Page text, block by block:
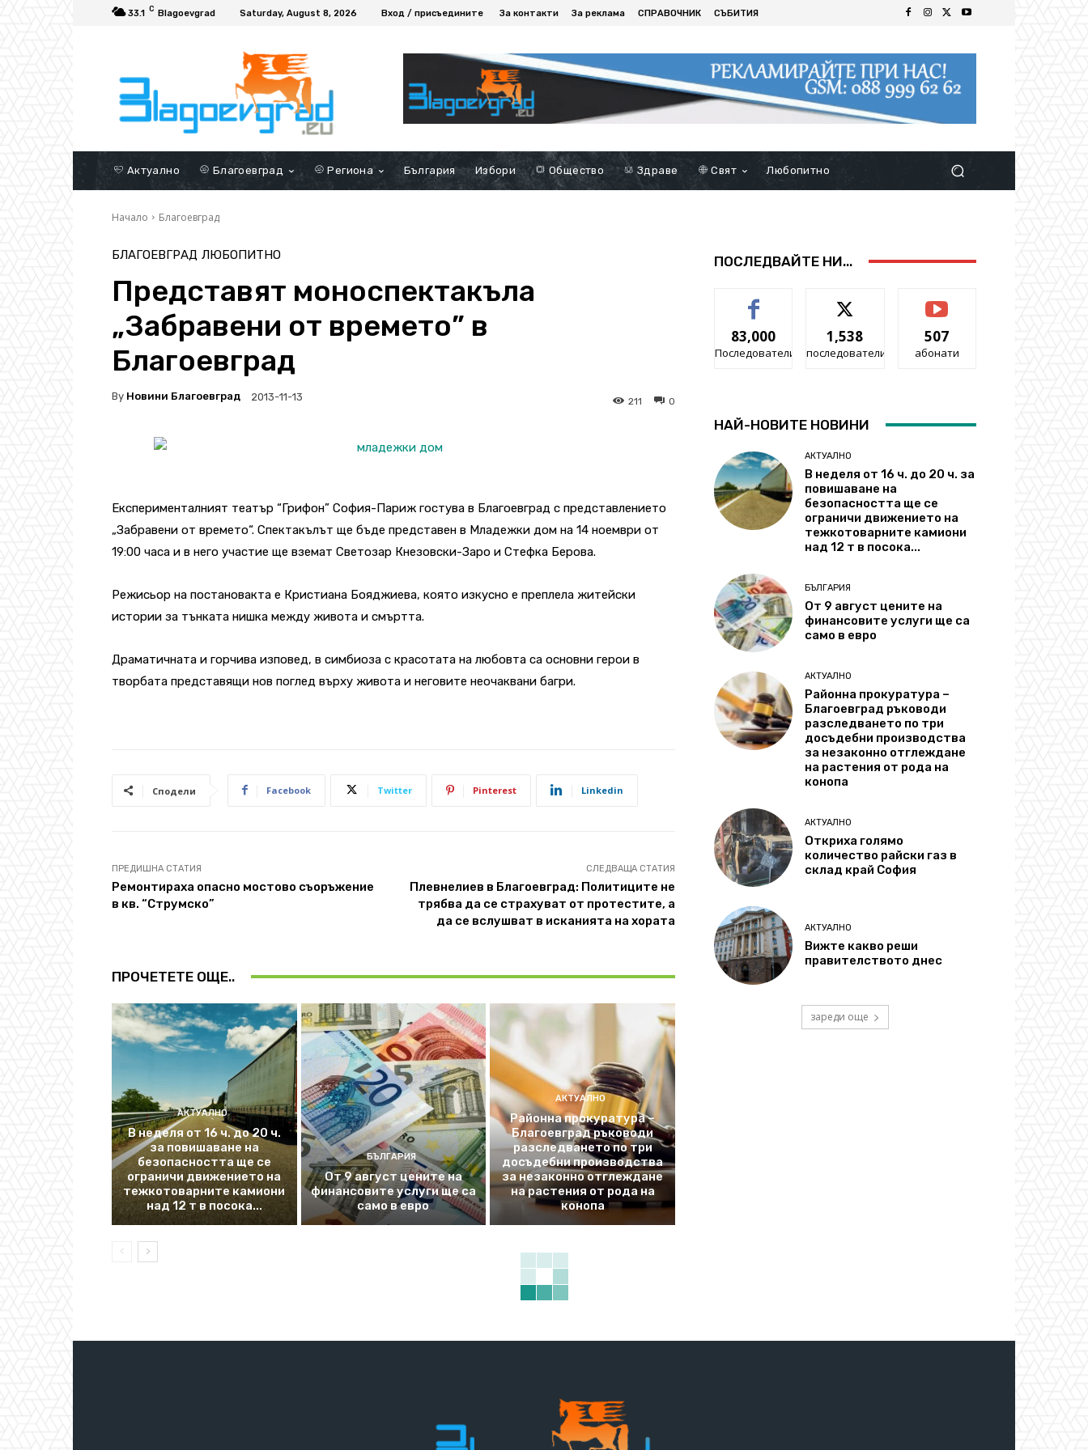
33.1 C Blagoevgrad Saturday, August 8, 2026 Вход / присъедините За контакти За реклама СПРАВОЧНИК СЪБИТИЯ
Актуално Благоевград Региона България Избори Общество Здраве Свят Любопитно
Начало Благоевград
БЛАГОЕВГРАД ЛЮБОПИТНО
Представят моноспектакъла
„Забравени от времето” в
Благоевград
By Новини Благоевград 2013-11-13 0
211
Експерименталният театър “Грифон” София-Париж гостува в Благоевград с представлението
„Забравени от времето“. Спектакълът ще бъде представен в Младежки дом на 14 ноември от
19:00 часа и в него участие ще вземат Светозар Кнезовски-Заро и Стефка Берова.
Режисьор на постановакта е Кристиана Бояджиева, която изкусно е преплела житейски
истории за тънката нишка между живота и смъртта.
Драматичната и горчива изповед, в симбиоза с красотата на любовта са основни герои в
творбата представящи нов поглед върху живота и неговите неочаквани багри.
Сподели Facebook Twitter Pinterest Linkedin
ПРЕДИШНА СТАТИЯ
Ремонтираха опасно мостово съоръжение
в кв. “Струмско”
СЛЕДВАЩА СТАТИЯ
Плевнелиев в Благоевград: Политиците не
трябва да се страхуват от протестите, а
да се вслушват в исканията на хората
ПРОЧЕТЕТЕ ОЩЕ..
АКТУАЛНО
В неделя от 16 ч. до 20 ч.
за повишаване на
безопасността ще се
ограничи движението на
тежкотоварните камиони
над 12 т в посока...
БЪЛГАРИЯ
От 9 август цените на
финансовите услуги ще са
само в евро
АКТУАЛНО
Районна прокуратура –
Благоевград ръководи
разследването по три
досъдебни производства
за незаконно отглеждане
на растения от рода на
конопа
ПОСЛЕДВАЙТЕ НИ...
83,000
Последователи
1,538
последователи
507
абонати
НАЙ-НОВИТЕ НОВИНИ
АКТУАЛНО
В неделя от 16 ч. до 20 ч. за
повишаване на
безопасността ще се
ограничи движението на
тежкотоварните камиони
над 12 т в посока...
БЪЛГАРИЯ
От 9 август цените на
финансовите услуги ще са
само в евро
АКТУАЛНО
Районна прокуратура –
Благоевград ръководи
разследването по три
досъдебни производства
за незаконно отглеждане
на растения от рода на
конопа
АКТУАЛНО
Откриха голямо
количество райски газ в
склад край София
АКТУАЛНО
Вижте какво реши
правителството днес
зареди още